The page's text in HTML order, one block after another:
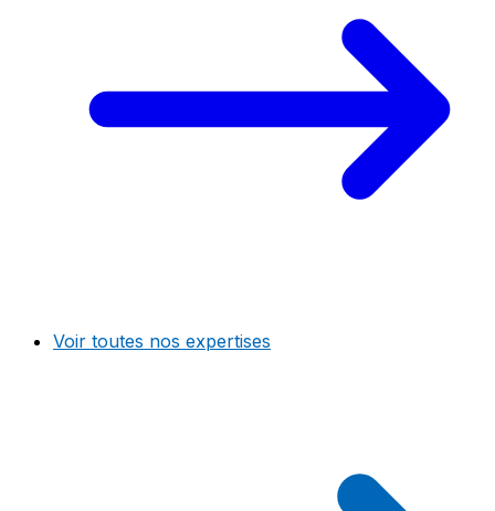
Voir toutes nos expertises